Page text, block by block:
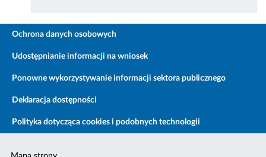
Ochrona danych osobowych
Udostępnianie informacji na wniosek
Ponowne wykorzystywanie informacji sektora publicznego
Deklaracja dostępności
Polityka dotycząca cookies i podobnych technologii